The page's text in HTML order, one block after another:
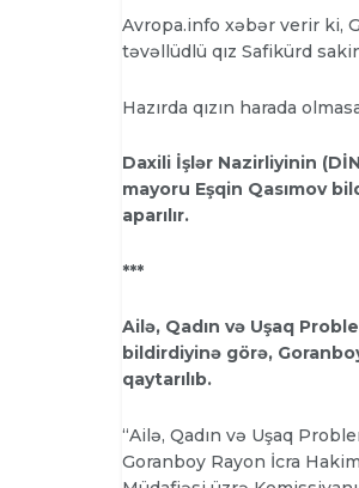
Avropa.info xəbər verir ki,
təvəllüdlü qız Safikürd
Hazırda qızın harada
Daxili İşlər Nazirliyinin
mayoru Eşqin Qasımov
aparılır.
***
Ailə, Qadın və Uşaq
bildirdiyinə görə,
qaytarılıb.
“Ailə, Qadın və Uşaq
Goranboy Rayon İcra